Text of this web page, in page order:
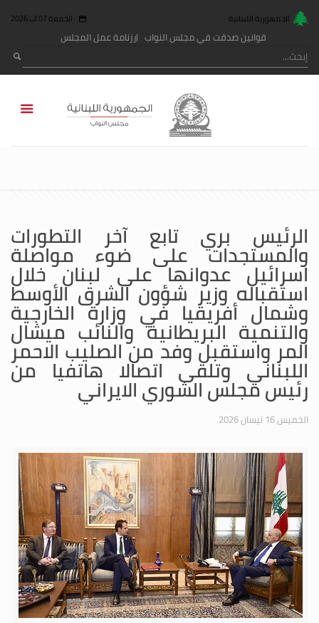
الجمهورية اللبنانية الجمعة 07 آب 2026
قوانين صدقت في مجلس النواب رزنامة عمل المجلس
الرئيس بري تابع آخر التطورات
والمستجدات على ضوء مواصلة
اسرائيل عدوانها على لبنان خلال
استقباله وزير شؤون الشرق الأوسط
وشمال أفريقيا في وزارة الخارجية
والتنمية البريطانية والنائب ميشال
المر واستقبل وفد من الصليب الاحمر
اللبناني وتلقى اتصالا هاتفيا من
رئيس مجلس الشوري الايراني
الخميس 16 نيسان 2026